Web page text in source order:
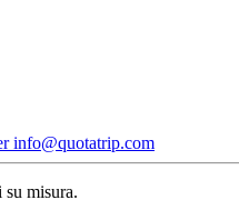
info@quotatrip.com
misura.